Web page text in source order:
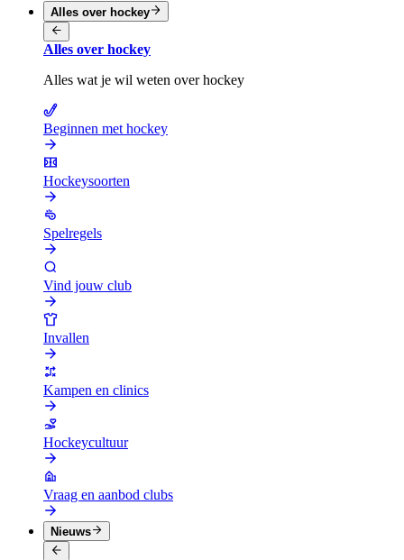
Alles over hockey
Alles over hockey
Alles wat je wil weten over hockey
Beginnen met hockey
Hockeysoorten
Spelregels
Vind jouw club
Invallen
Kampen en clinics
Hockeycultuur
Vraag en aanbod clubs
Nieuws